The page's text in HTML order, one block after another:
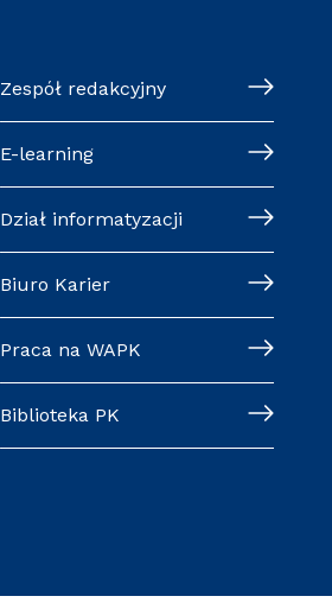
Zespół redakcyjny
E-learning
Dział informatyzacji
Biuro Karier
Praca na WAPK
Biblioteka PK